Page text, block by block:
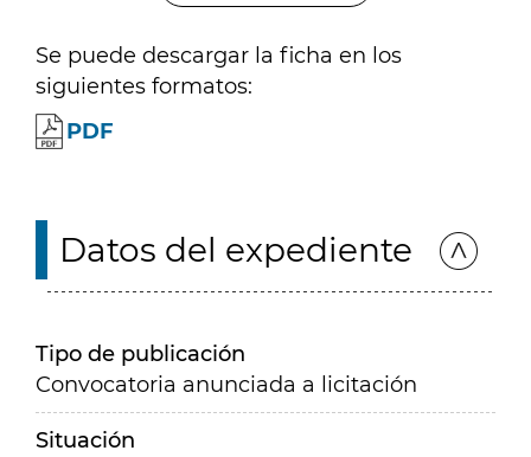
Se puede descargar la ficha en los
siguientes formatos:
PDF
Datos del expediente
Tipo de publicación
Convocatoria anunciada a licitación
Situación